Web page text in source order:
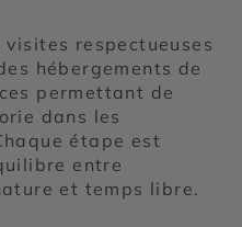
respectueuses
hébergements de
permettant de
dans les
étape est
entre
et temps libre.